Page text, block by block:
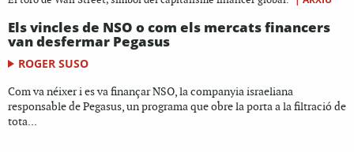
Els vincles de NSO o com els mercats financers
van desfermar Pegasus
ROGER SUSO
Com va néixer i es va finançar NSO, la companyia israeliana
responsable de Pegasus, un programa que obre la porta a la filtració de
tota...